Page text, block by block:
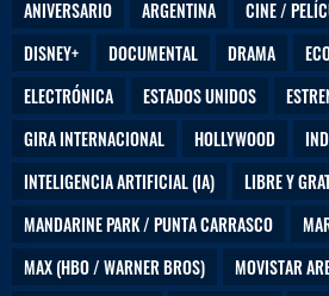
ANIVERSARIO
ARGENTINA CINE /
DISNEY+
DOCUMENTAL DRAMA
ELECTRÓNICA
ESTADOS UNIDOS
GIRA INTERNACIONAL
HOLLYWOOD
INTELIGENCIA ARTIFICIAL (IA)
LIBRE Y
MANDARINE PARK / PUNTA CARRASCO
MAX (HBO / WARNER BROS)
MOVISTAR